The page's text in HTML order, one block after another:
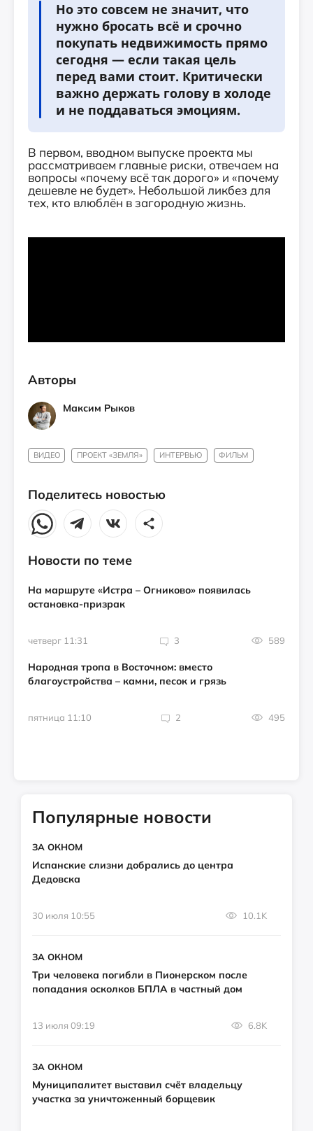
Но это совсем не значит, что
нужно бросать всё и срочно
покупать недвижимость прямо
сегодня — если такая цель
перед вами стоит. Критически
важно держать голову в холоде
и не поддаваться эмоциям.
В первом, вводном выпуске проекта мы
рассматриваем главные риски, отвечаем на
вопросы «почему всё так дорого» и «почему
дешевле не будет». Небольшой ликбез для
тех, кто влюблён в загородную жизнь.
Авторы
Максим Рыков
ВИДЕО ПРОЕКТ «ЗЕМЛЯ» ИНТЕРВЬЮ ФИЛЬМ
Поделитесь новостью
Новости по теме
На маршруте «Истра – Огниково» появилась
остановка-призрак
четверг 11:31 3 589
Народная тропа в Восточном: вместо
благоустройства – камни, песок и грязь
пятница 11:10 2 495
Популярные новости
ЗА ОКНОМ
Испанские слизни добрались до центра
Дедовска
30 июля 10:55 10.1K
ЗА ОКНОМ
Три человека погибли в Пионерском после
попадания осколков БПЛА в частный дом
13 июля 09:19 6.8K
ЗА ОКНОМ
Муниципалитет выставил счёт владельцу
участка за уничтоженный борщевик